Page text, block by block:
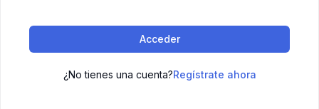
Acceder
¿No tienes una cuenta?Regístrate ahora